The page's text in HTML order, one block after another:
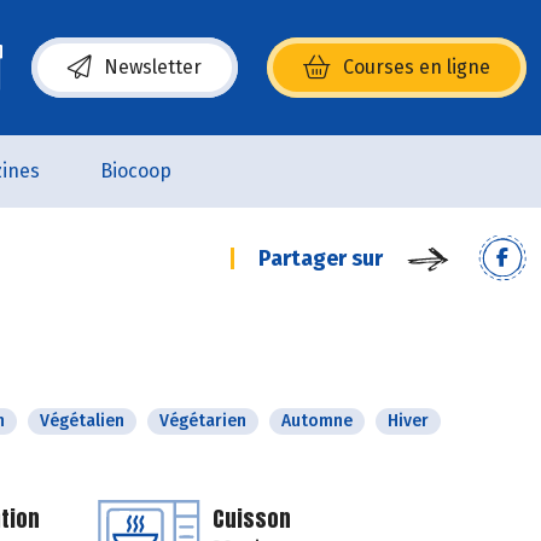
Newsletter Courses en ligne
(s’ouvre dans une nouvelle fenêtre)
Biocoop
Partager sur
Végétalien Végétarien Automne
Hiver
Cuisson